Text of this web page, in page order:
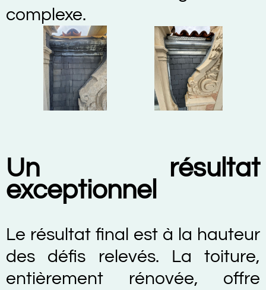
complexe.
Un résultat
exceptionnel
Le résultat final est à la hauteur
des défis relevés. La toiture,
entièrement rénovée, offre